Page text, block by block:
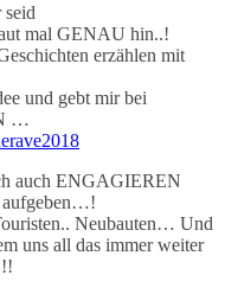
mal GENAU hin..!
erzählen mit
und gebt mir bei
…
auch ENGAGIEREN
Neubauten… Und
uns all das immer weiter